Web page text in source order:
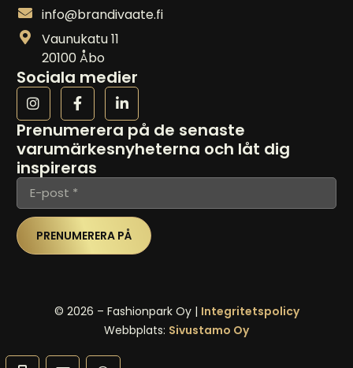
info@brandivaate.fi
Vaunukatu 11
20100 Åbo
Sociala medier
Prenumerera på de senaste
varumärkesnyheterna och låt dig
inspireras
PRENUMERERA PÅ
© 2026 – Fashionpark Oy | Integritetspolicy
Webbplats: Sivustamo Oy